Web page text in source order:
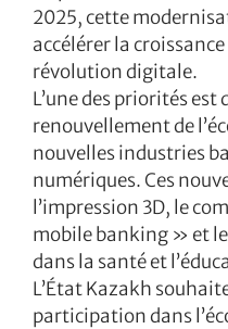
2025, cette
accélérer la
révolution digitale.
L’une des priorités est
renouvellement de
nouvelles industries
numériques. Ces
l’impression 3D, le
mobile banking » et
dans la santé et
L’État Kazakh
participation dans